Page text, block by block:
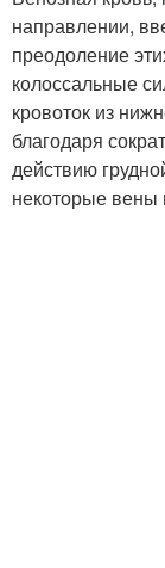
направлении,
преодоление
колоссальные
кровоток из
благодаря
действию
некоторые вены